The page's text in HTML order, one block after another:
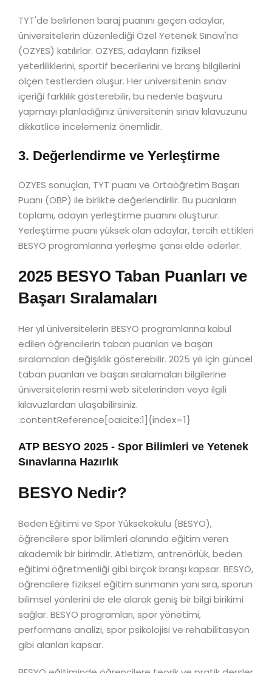
TYT'de belirlenen baraj puanını geçen adaylar,
üniversitelerin düzenlediği Özel Yetenek Sınavı'na
(ÖZYES) katılırlar. ÖZYES, adayların fiziksel
yeterliliklerini, sportif becerilerini ve branş bilgilerini
ölçen testlerden oluşur. Her üniversitenin sınav
içeriği farklılık gösterebilir, bu nedenle başvuru
yapmayı planladığınız üniversitenin sınav kılavuzunu
dikkatlice incelemeniz önemlidir.
3. Değerlendirme ve Yerleştirme
ÖZYES sonuçları, TYT puanı ve Ortaöğretim Başarı
Puanı (OBP) ile birlikte değerlendirilir. Bu puanların
toplamı, adayın yerleştirme puanını oluşturur.
Yerleştirme puanı yüksek olan adaylar, tercih ettikleri
BESYO programlarına yerleşme şansı elde ederler.
2025 BESYO Taban Puanları ve
Başarı Sıralamaları
Her yıl üniversitelerin BESYO programlarına kabul
edilen öğrencilerin taban puanları ve başarı
sıralamaları değişiklik gösterebilir. 2025 yılı için güncel
taban puanları ve başarı sıralamaları bilgilerine
üniversitelerin resmi web sitelerinden veya ilgili
kılavuzlardan ulaşabilirsiniz.
:contentReference[oaicite:1]{index=1}
ATP BESYO 2025 - Spor Bilimleri ve Yetenek
Sınavlarına Hazırlık
BESYO Nedir?
Beden Eğitimi ve Spor Yüksekokulu (BESYO),
öğrencilere spor bilimleri alanında eğitim veren
akademik bir birimdir. Atletizm, antrenörlük, beden
eğitimi öğretmenliği gibi birçok branşı kapsar. BESYO,
öğrencilere fiziksel eğitim sunmanın yanı sıra, sporun
bilimsel yönlerini de ele alarak geniş bir bilgi birikimi
sağlar. BESYO programları, spor yönetimi,
performans analizi, spor psikolojisi ve rehabilitasyon
gibi alanları kapsar.